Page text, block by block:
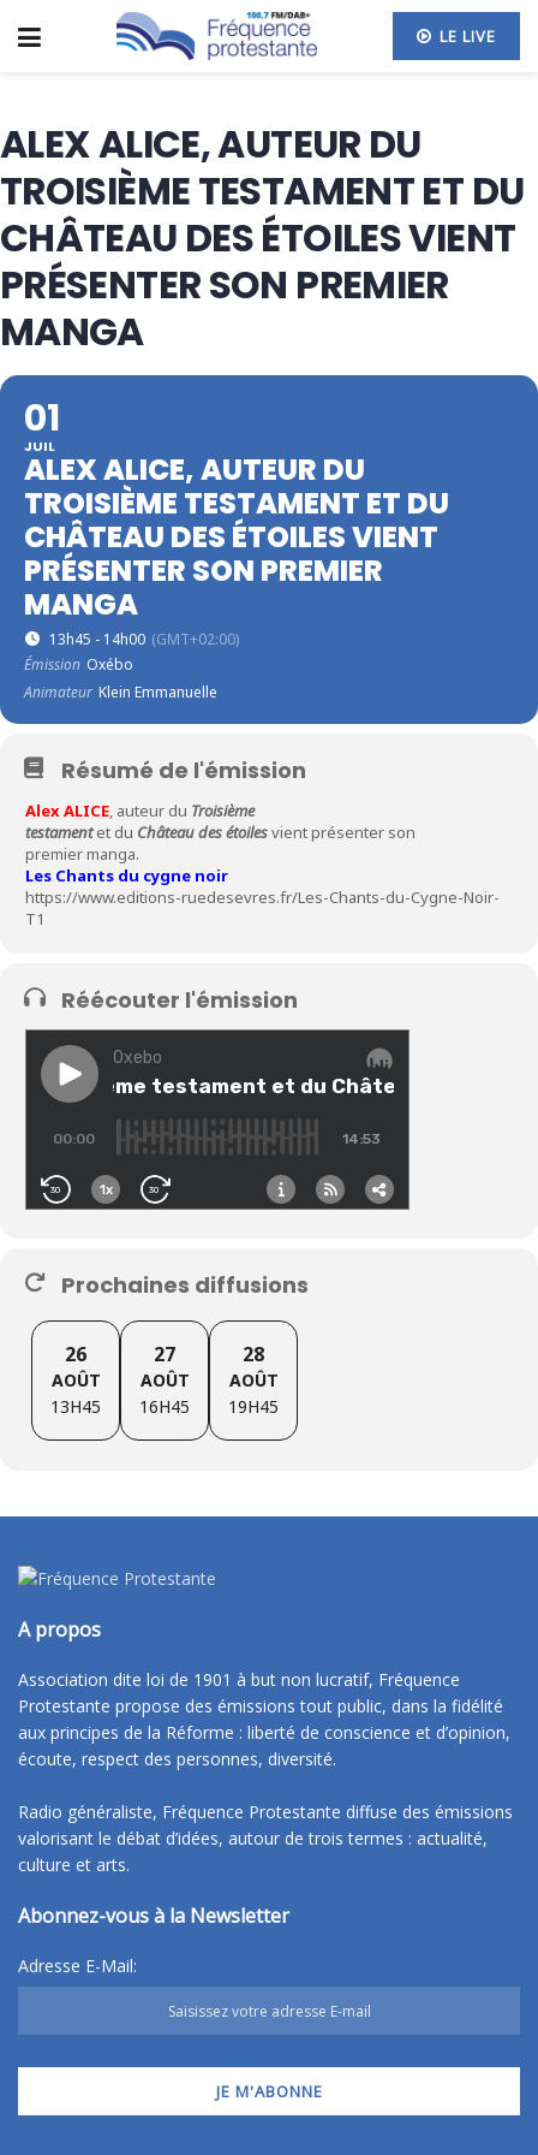
LE LIVE
ALEX ALICE, AUTEUR DU
TROISIÈME TESTAMENT ET DU
CHÂTEAU DES ÉTOILES VIENT
PRÉSENTER SON PREMIER
MANGA
01
JUIL
ALEX ALICE, AUTEUR DU
TROISIÈME TESTAMENT ET DU
CHÂTEAU DES ÉTOILES VIENT
PRÉSENTER SON PREMIER
MANGA
13h45 - 14h00 (GMT+02:00)
Émission Oxébo
Animateur Klein Emmanuelle
Résumé de l'émission
Alex ALICE, auteur du Troisième
testamentet du Château des étoilesvient présenter son
premier manga.
Les Chants du cygne noir
https://www.editions-ruedesevres.fr/Les-Chants-du-Cygne-Noir-
T1
Réécouter l'émission
Prochaines diffusions
26
AOÛT
13H45
27
AOÛT
16H45
28
AOÛT
19H45
A propos
Association dite loi de 1901 à but non lucratif, Fréquence
Protestante propose des émissions tout public, dans la fidélité
aux principes de la Réforme : liberté de conscience et d’opinion,
écoute, respect des personnes, diversité.
Radio généraliste, Fréquence Protestante diffuse des émissions
valorisant le débat d’idées, autour de trois termes : actualité,
culture et arts.
Abonnez-vous à la Newsletter
Adresse E-Mail: